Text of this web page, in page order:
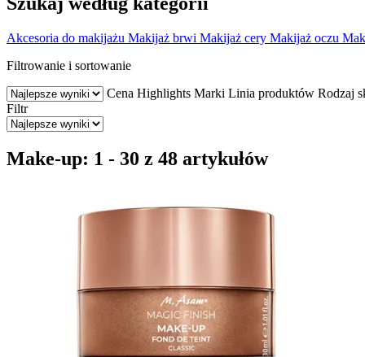
Akcesoria do makijażu Makijaż brwi Makijaż cery Makijaż oczu
Filtrowanie i sortowanie
Cena Highlights Marki Linia produktów Rodzaj
Filtr
Make-up: 1 - 30 z 48 artykułów